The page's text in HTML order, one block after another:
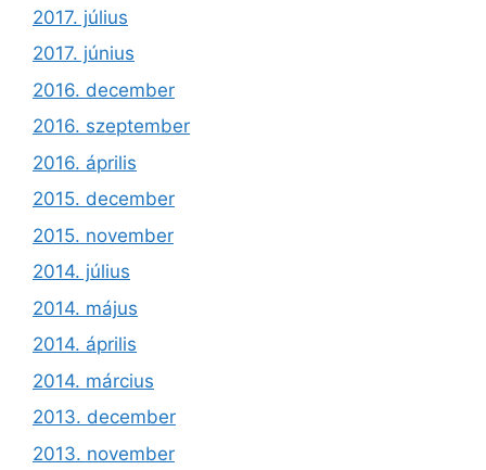
2017. július
2017. június
2016. december
2016. szeptember
2016. április
2015. december
2015. november
2014. július
2014. május
2014. április
2014. március
2013. december
2013. november